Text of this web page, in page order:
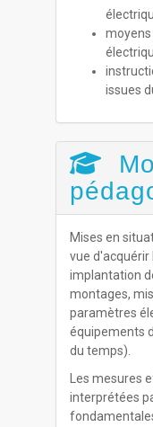
issues
Mises en
vue d'acquérir
implantation
montages,
paramètres
équipements
du temps).
Les mesures
interprétées